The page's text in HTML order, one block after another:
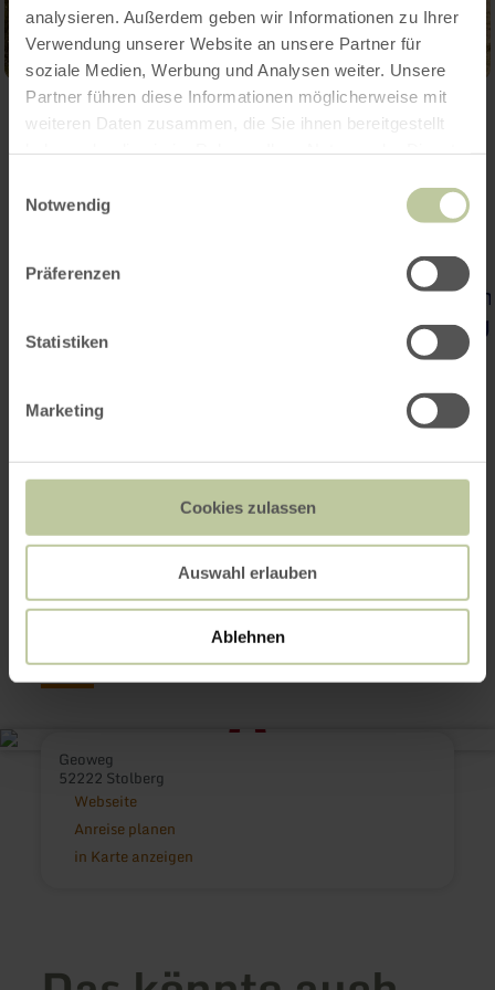
analysieren. Außerdem geben wir Informationen zu Ihrer
Verwendung unserer Website an unsere Partner für
soziale Medien, Werbung und Analysen weiter. Unsere
Partner führen diese Informationen möglicherweise mit
weiteren Daten zusammen, die Sie ihnen bereitgestellt
Notwendig
Präferenzen
Statistiken
Marketing
Cookies zulassen
Auswahl erlauben
Ablehnen
Kontakt
Geoweg
52222 Stolberg
Webseite
Anreise planen
in Karte anzeigen